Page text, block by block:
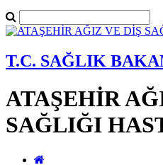
T.C. SAĞLIK
ATAŞEHİR
SAĞLIĞI